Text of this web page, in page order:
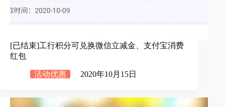
[已结束]工行积分可兑换微信立减金、支付宝消费
红包
活动优惠 2020年10月15日